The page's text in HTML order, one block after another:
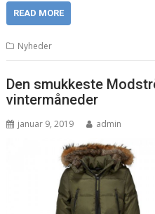
READ MORE
Nyheder
Den smukkeste
vintermåneder
januar 9, 2019 admin